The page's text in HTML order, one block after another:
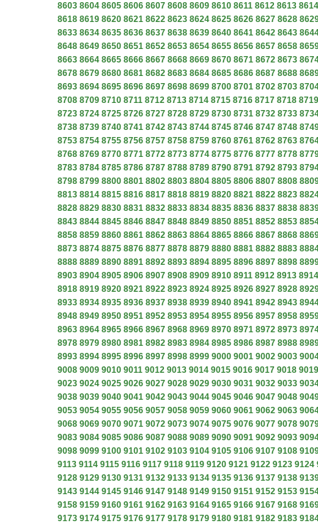
8603 8604 8605 8606 8607 8608 8609 8610 8611 8612 8613 8614
8618 8619 8620 8621 8622 8623 8624 8625 8626 8627 8628
8633 8634 8635 8636 8637 8638 8639 8640 8641 8642 8643
8648 8649 8650 8651 8652 8653 8654 8655 8656 8657 8658
8663 8664 8665 8666 8667 8668 8669 8670 8671 8672 8673
8678 8679 8680 8681 8682 8683 8684 8685 8686 8687 8688
8693 8694 8695 8696 8697 8698 8699 8700 8701 8702 8703
8708 8709 8710 8711 8712 8713 8714 8715 8716 8717 8718 8719
8723 8724 8725 8726 8727 8728 8729 8730 8731 8732 8733
8738 8739 8740 8741 8742 8743 8744 8745 8746 8747 8748
8753 8754 8755 8756 8757 8758 8759 8760 8761 8762 8763
8768 8769 8770 8771 8772 8773 8774 8775 8776 8777 8778
8783 8784 8785 8786 8787 8788 8789 8790 8791 8792 8793
8798 8799 8800 8801 8802 8803 8804 8805 8806 8807 8808
8813 8814 8815 8816 8817 8818 8819 8820 8821 8822 8823
8828 8829 8830 8831 8832 8833 8834 8835 8836 8837 8838
8843 8844 8845 8846 8847 8848 8849 8850 8851 8852 8853
8858 8859 8860 8861 8862 8863 8864 8865 8866 8867 8868
8873 8874 8875 8876 8877 8878 8879 8880 8881 8882 8883
8888 8889 8890 8891 8892 8893 8894 8895 8896 8897 8898
8903 8904 8905 8906 8907 8908 8909 8910 8911 8912 8913 8914
8918 8919 8920 8921 8922 8923 8924 8925 8926 8927 8928
8933 8934 8935 8936 8937 8938 8939 8940 8941 8942 8943
8948 8949 8950 8951 8952 8953 8954 8955 8956 8957 8958
8963 8964 8965 8966 8967 8968 8969 8970 8971 8972 8973
8978 8979 8980 8981 8982 8983 8984 8985 8986 8987 8988
8993 8994 8995 8996 8997 8998 8999 9000 9001 9002 9003
9008 9009 9010 9011 9012 9013 9014 9015 9016 9017 9018 9019
9023 9024 9025 9026 9027 9028 9029 9030 9031 9032 9033
9038 9039 9040 9041 9042 9043 9044 9045 9046 9047 9048
9053 9054 9055 9056 9057 9058 9059 9060 9061 9062 9063
9068 9069 9070 9071 9072 9073 9074 9075 9076 9077 9078
9083 9084 9085 9086 9087 9088 9089 9090 9091 9092 9093
9098 9099 9100 9101 9102 9103 9104 9105 9106 9107 9108
9113 9114 9115 9116 9117 9118 9119 9120 9121 9122 9123 9124
9128 9129 9130 9131 9132 9133 9134 9135 9136 9137 9138
9143 9144 9145 9146 9147 9148 9149 9150 9151 9152 9153
9158 9159 9160 9161 9162 9163 9164 9165 9166 9167 9168
9173 9174 9175 9176 9177 9178 9179 9180 9181 9182 9183